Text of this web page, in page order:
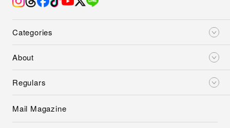
Categories
About
Regulars
Mail Magazine